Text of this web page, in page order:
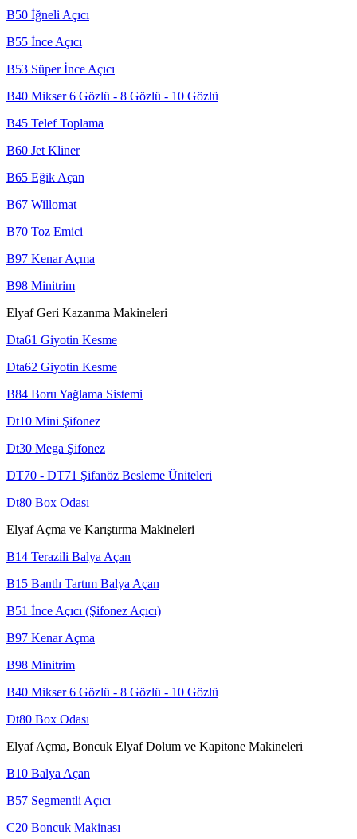
B50 İğneli Açıcı
B55 İnce Açıcı
B53 Süper İnce Açıcı
B40 Mikser 6 Gözlü - 8 Gözlü - 10 Gözlü
B45 Telef Toplama
B60 Jet Kliner
B65 Eğik Açan
B67 Willomat
B70 Toz Emici
B97 Kenar Açma
B98 Minitrim
Elyaf Geri Kazanma Makineleri
Dta61 Giyotin Kesme
Dta62 Giyotin Kesme
B84 Boru Yağlama Sistemi
Dt10 Mini Şifonez
Dt30 Mega Şifonez
DT70 - DT71 Şifanöz Besleme Üniteleri
Dt80 Box Odası
Elyaf Açma ve Karıştırma Makineleri
B14 Terazili Balya Açan
B15 Bantlı Tartım Balya Açan
B51 İnce Açıcı (Şifonez Açıcı)
B97 Kenar Açma
B98 Minitrim
B40 Mikser 6 Gözlü - 8 Gözlü - 10 Gözlü
Dt80 Box Odası
Elyaf Açma, Boncuk Elyaf Dolum ve Kapitone Makineleri
B10 Balya Açan
B57 Segmentli Açıcı
C20 Boncuk Makinası